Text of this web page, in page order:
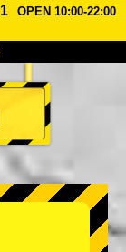
OPEN 10:00-22:00
Tarifs
Akihabara#1